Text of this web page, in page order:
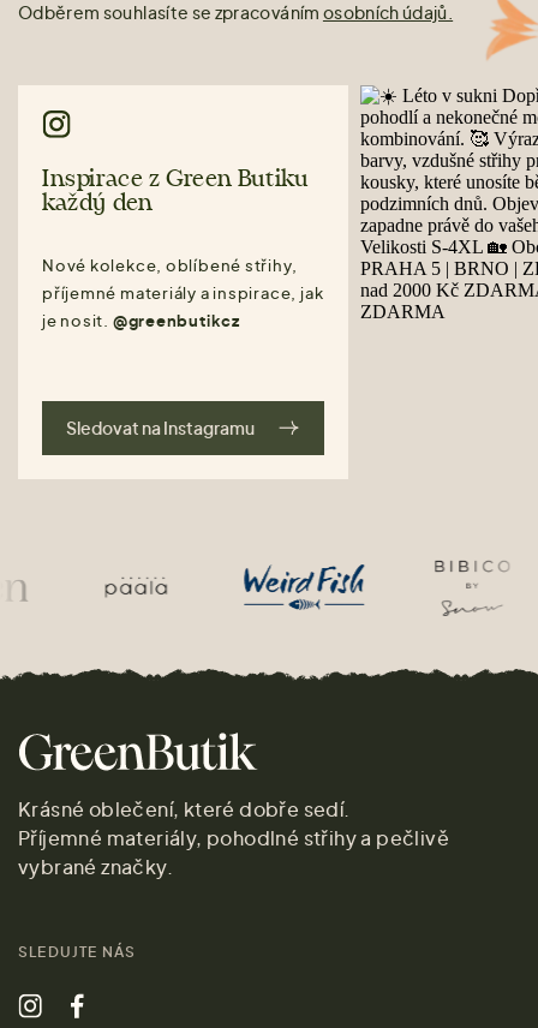
Odběrem souhlasíte se zpracováním osobních údajů.
Inspirace z Green Butiku
každý den
Nové kolekce, oblíbené střihy,
příjemné materiály a inspirace, jak
je nosit. @greenbutikcz
Sledovat na Instagramu
Krásné oblečení, které dobře sedí.
Příjemné materiály, pohodlné střihy a pečlivě
vybrané značky.
SLEDUJTE NÁS